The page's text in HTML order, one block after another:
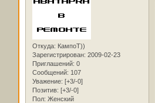
Откуда: КампоТ))
Зарегистрирован: 2009-02-23
Приглашений: 0
Сообщений: 107
Уважение: [+3/-0]
Позитив: [+3/-0]
Пол: Женский